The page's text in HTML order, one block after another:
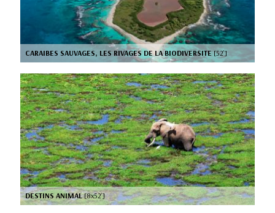
CARAIBES SAUVAGES, LES RIVAGES DE LA BIODIVERSITE[52’]
DESTINS ANIMAL[8x52’]